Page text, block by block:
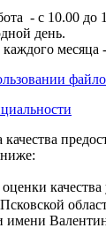
- с 10.00 до
день.
месяца
имени